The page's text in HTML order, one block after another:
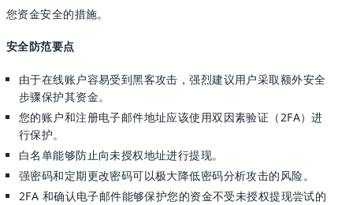
您资金安全的措施。
安全防范要点
由于在线账户容易受到黑客攻击，强烈建议用户采取额外安全
步骤保护其资金。
您的账户和注册电子邮件地址应该使用双因素验证（2FA）进
行保护。
白名单能够防止向未授权地址进行提现。
强密码和定期更改密码可以极大降低密码分析攻击的风险。
2FA 和确认电子邮件能够保护您的资金不受未授权提现尝试的